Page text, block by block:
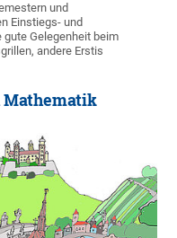
und
Einstiegs- und
Gelegenheit beim
andere Erstis
Mathematik